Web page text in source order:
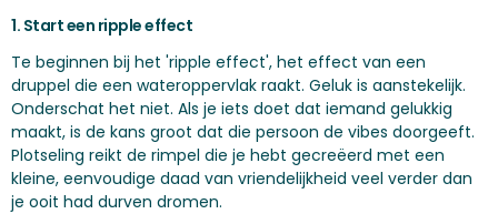
1. Start een ripple effect
Te beginnen bij het 'ripple effect', het effect van een
druppel die een wateroppervlak raakt. Geluk is aanstekelijk.
Onderschat het niet. Als je iets doet dat iemand gelukkig
maakt, is de kans groot dat die persoon de vibes doorgeeft.
Plotseling reikt de rimpel die je hebt gecreëerd met een
kleine, eenvoudige daad van vriendelijkheid veel verder dan
je ooit had durven dromen.